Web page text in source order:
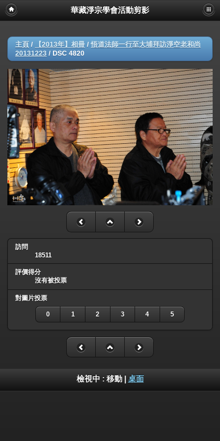
華藏淨宗學會活動剪影
主頁 / 【2013年】相冊 /悟道法師一行至大埔拜訪淨空老和尚
20131223 / DSC 4820
訪問
18511
評價得分
沒有被投票
對圖片投票
0 1 2 3 4 5
檢視中 : 移動| 桌面